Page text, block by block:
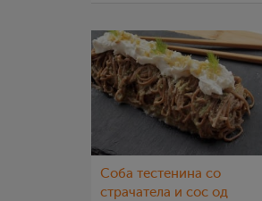
Соба тестенина со
страчатела и сос од